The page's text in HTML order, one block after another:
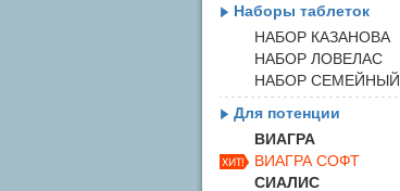
Наборы таблеток
НАБОР КАЗАНОВА
НАБОР ЛОВЕЛАС
НАБОР СЕМЕЙНЫЙ
Для потенции
ВИАГРА
ВИАГРА СОФТ
СИАЛИС